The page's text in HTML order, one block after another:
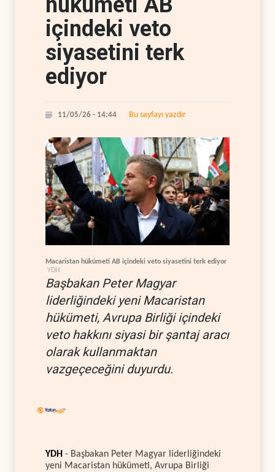
içindeki veto
siyasetini terk
ediyor
11/05/26 - 14:44 Bu sayfayı yazdır
Macaristan hükümeti AB içindeki veto siyasetini terk ediyor
YDH
Başbakan Peter Magyar
liderliğindeki yeni Macaristan
hükümeti, Avrupa Birliği içindeki
veto hakkını siyasi bir şantaj aracı
olarak kullanmaktan
vazgeçeceğini duyurdu.
YDH - Başbakan Peter Magyar liderliğindeki
yeni Macaristan hükümeti, Avrupa Birliği